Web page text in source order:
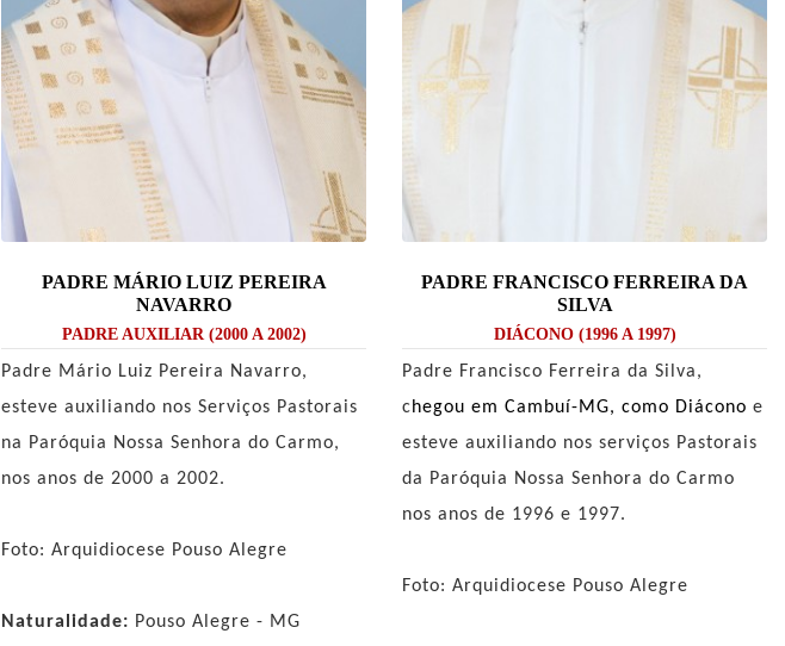
PADRE MÁRIO LUIZ PEREIRA
NAVARRO
PADRE AUXILIAR (2000 A 2002)
Padre Mário Luiz Pereira Navarro,
esteve auxiliando nos Serviços Pastorais
na Paróquia Nossa Senhora do Carmo,
nos anos de 2000 a 2002.
Foto: Arquidiocese Pouso Alegre
Naturalidade: Pouso Alegre - MG
PADRE FRANCISCO FERREIRA DA
SILVA
DIÁCONO (1996 A 1997)
Padre Francisco Ferreira da Silva,
chegou em Cambuí-MG, como Diácono e
esteve auxiliando nos serviços Pastorais
da Paróquia Nossa Senhora do Carmo
nos anos de 1996 e 1997.
Foto: Arquidiocese Pouso Alegre